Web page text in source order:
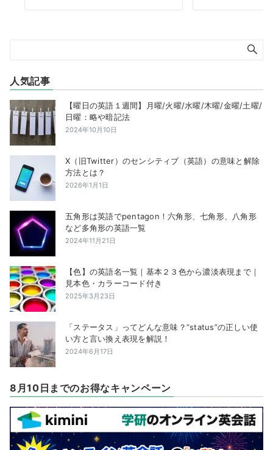
人気記事
【曜日の英語１週間】月曜/火曜/水曜/木曜/金曜/土曜/
日曜：略や暗記法
2024年10月10日
X（旧Twitter）のセンシティブ（英語）の意味と解除
方法とは？
2026年1月1日
五角形は英語でpentagon！六角形、七角形、八角形
など多角形の英語一覧
2024年11月21日
【色】の英語名一覧｜基本２３色から濃淡表現まで｜
見本色・カラーコード付き
2025年3月23日
「ステータス」ってどんな意味？”status”の正しい使
い方と言い換え表現を解説！
2024年6月17日
8月10日までのお得なキャンペーン